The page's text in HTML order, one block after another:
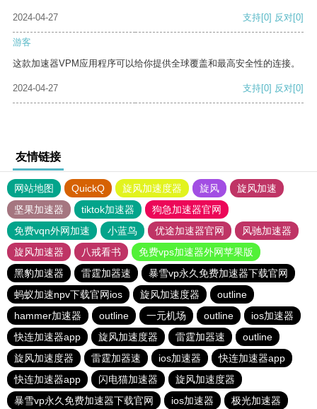
2024-04-27 支持[0] 反对[0]
游客
这款加速器VPM应用程序可以给你提供全球覆盖和最高安全性的连接。
2024-04-27 支持[0] 反对[0]
友情链接
网站地图 QuickQ 旋风加速度器 旋风
旋风加速
坚果加速器
tiktok加速器
狗急加速器官网
免费vqn外网加速
小蓝鸟 优途加速器官网
风驰加速器
旋风加速器
八戒看书
免费vps加速器外网苹果版
黑豹加速器
雷霆加器速
暴雪vp永久免费加速器下载官网
蚂蚁加速npv下载官网ios
旋风加速度器
outline
hammer加速器
outline 一元机场 outline
ios加速器
快连加速器app
旋风加速度器 雷霆加器速
outline
旋风加速度器
雷霆加器速 ios加速器
快连加速器app
快连加速器app
闪电猫加速器
旋风加速度器
暴雪vp永久免费加速器下载官网
ios加速器 极光加速器